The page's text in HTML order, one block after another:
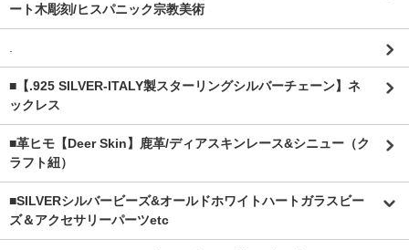
ート木彫刻/ヒスパニック宗教美術
■【.925 SILVER-ITALY製スターリングシルバーチェーン】ネ
ックレス
■革ヒモ【Deer Skin】鹿革/ディアスキンレース&シニュー（ク
ラフト紐）
■SILVERシルバービーズ&オールドホワイトハートガラスビー
ズ＆アクセサリーパーツetc